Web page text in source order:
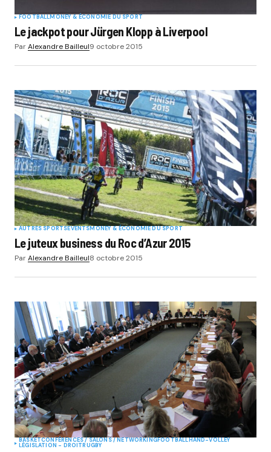
FOOTBALLMONEY & ÉCONOMIE DU SPORT
Le jackpot pour Jürgen Klopp à Liverpool
ParAlexandre Bailleul9 octobre 2015
AUTRES SPORTSEVENTSMONEY & ÉCONOMIE DU SPORT
Le juteux business du Roc d’Azur 2015
ParAlexandre Bailleul8 octobre 2015
BASKETCONFÉRENCES / SALONS / NETWORKINGFOOTBALLHAND-VOLLEY
LÉGISLATION - DROITRUGBY